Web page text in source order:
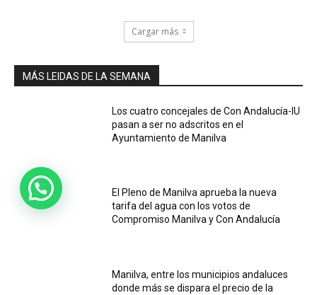
Cargar más
MÁS LEIDAS DE LA SEMANA
Los cuatro concejales de Con Andalucía-IU
pasan a ser no adscritos en el
Ayuntamiento de Manilva
El Pleno de Manilva aprueba la nueva
tarifa del agua con los votos de
Compromiso Manilva y Con Andalucía
Manilva, entre los municipios andaluces
donde más se dispara el precio de la